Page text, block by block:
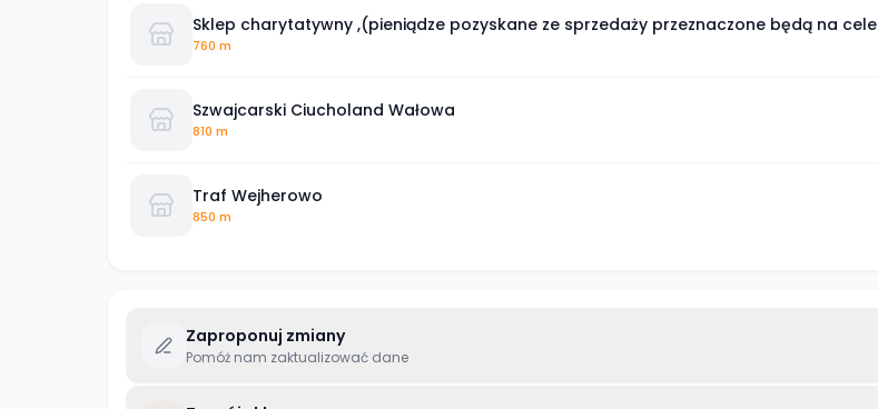
Sklep charytatywny ,(pieniądze pozyskane ze sprzedaży przeznaczone będą na cele
charytatywne)
760 m
Szwajcarski Ciucholand Wałowa
810 m
Traf Wejherowo
850 m
Zaproponuj zmiany
Pomóż nam zaktualizować dane